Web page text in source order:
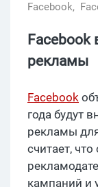
Facebook,
Facebook
рекламы
Facebook
года будут
рекламы
считает,
кампаний и